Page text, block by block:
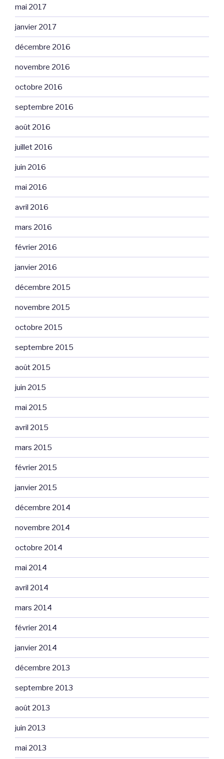
mai 2017
janvier 2017
décembre 2016
novembre 2016
octobre 2016
septembre 2016
août 2016
juillet 2016
juin 2016
mai 2016
avril 2016
mars 2016
février 2016
janvier 2016
décembre 2015
novembre 2015
octobre 2015
septembre 2015
août 2015
juin 2015
mai 2015
avril 2015
mars 2015
février 2015
janvier 2015
décembre 2014
novembre 2014
octobre 2014
mai 2014
avril 2014
mars 2014
février 2014
janvier 2014
décembre 2013
septembre 2013
août 2013
juin 2013
mai 2013